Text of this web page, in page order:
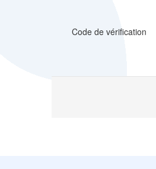
Code de vérification